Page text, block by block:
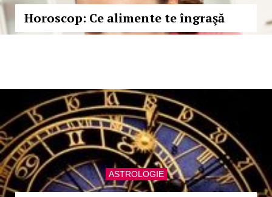
Horoscop: Ce alimente te îngraşă
ASTROLOGIE